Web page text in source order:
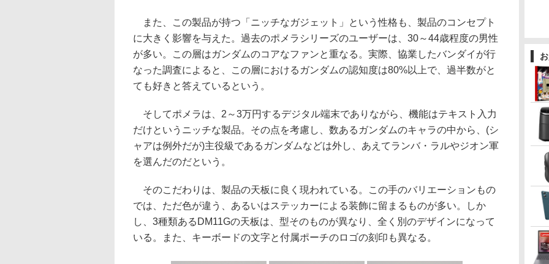
また、この製品が持つ「ニッチなガジェット」という性格も、製品のコンセプト
に大きく影響を与えた。過去のポメラシリーズのユーザーは、30～44歳程度の男性
が多い。この層はガンダムのコアなファンと重なる。実際、協業したバンダイが行
なった調査によると、この層におけるガンダムの認知度は80%以上で、過半数がと
ても好きと答えているという。
そしてポメラは、2～3万円するデジタル端末でありながら、機能はテキスト入力
だけというニッチな製品。その点を考慮し、数あるガンダムのキャラの中から、(シ
ャアは例外だが)主役級であるガンダムなどは外し、あえてランバ・ラルやジオン軍
を選んだのだという。
そのこだわりは、製品の天板に良く現われている。この手のバリエーションもの
では、ただ色が違う、あるいはステッカーによる装飾に留まるものが多い。しか
し、3種類あるDM11Gの天板は、型そのものが異なり、全く別のデザインになって
いる。また、キーボードの文字と付属ポーチのロゴの刻印も異なる。